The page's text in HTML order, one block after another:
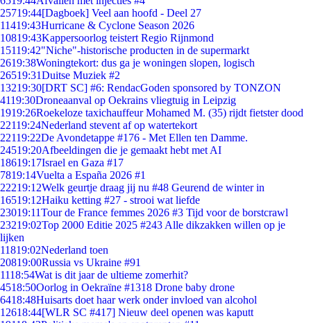
25719:44[Dagboek] Veel aan hoofd - Deel 27
11419:43Hurricane & Cyclone Season 2026
10819:43Kappersoorlog teistert Regio Rijnmond
15119:42"Niche"-historische producten in de supermarkt
2619:38Woningtekort: dus ga je woningen slopen, logisch
26519:31Duitse Muziek #2
13219:30[DRT SC] #6: RendacGoden sponsored by TONZON
4119:30Droneaanval op Oekrains vliegtuig in Leipzig
1919:26Roekeloze taxichauffeur Mohamed M. (35) rijdt fietster dood
22119:24Nederland stevent af op watertekort
22119:22De Avondetappe #176 - Met Ellen ten Damme.
24519:20Afbeeldingen die je gemaakt hebt met AI
18619:17Israel en Gaza #17
7819:14Vuelta a España 2026 #1
22219:12Welk geurtje draag jij nu #48 Geurend de winter in
16519:12Haiku ketting #27 - strooi wat liefde
23019:11Tour de France femmes 2026 #3 Tijd voor de borstcrawl
23219:02Top 2000 Editie 2025 #243 Alle dikzakken willen op je
lijken
11819:02Nederland toen
20819:00Russia vs Ukraine #91
1118:54Wat is dit jaar de ultieme zomerhit?
4518:50Oorlog in Oekraïne #1318 Drone baby drone
6418:48Huisarts doet haar werk onder invloed van alcohol
12618:44[WLR SC #417] Nieuw deel openen was kaputt